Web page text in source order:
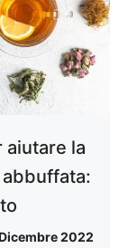
aiutare la
2022